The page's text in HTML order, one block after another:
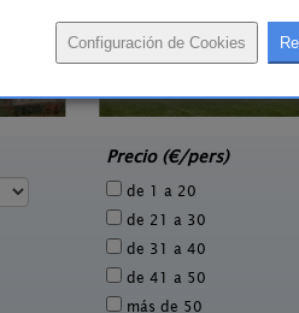
Hotel Rural Quinto Real
Precio (€/pers)
de 1 a 20
de 21 a 30
de 31 a 40
de 41 a 50
más de 50